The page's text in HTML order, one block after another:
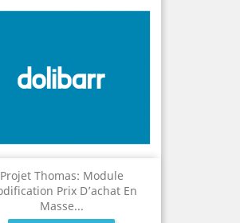
Projet Thomas: Module
Prix D’achat En
Masse...